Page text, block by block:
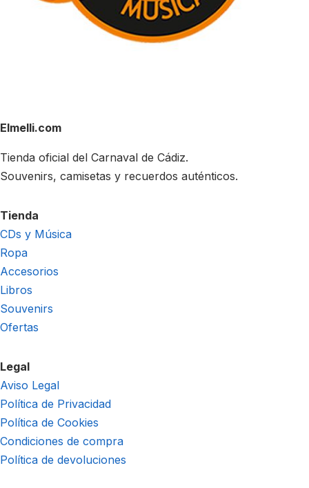
Elmelli.com
Tienda oficial del Carnaval de Cádiz.
Souvenirs, camisetas y recuerdos auténticos.
Tienda
CDs y Música
Ropa
Accesorios
Libros
Souvenirs
Ofertas
Legal
Aviso Legal
Política de Privacidad
Política de Cookies
Condiciones de compra
Política de devoluciones